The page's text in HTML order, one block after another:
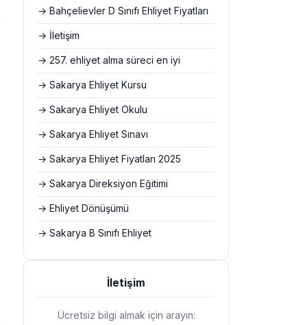
→ Bahçelievler D Sınıfı Ehliyet Fiyatları
→ İletişim
→ 257. ehliyet alma süreci en iyi
→ Sakarya Ehliyet Kursu
→ Sakarya Ehliyet Okulu
→ Sakarya Ehliyet Sınavı
→ Sakarya Ehliyet Fiyatları 2025
→ Sakarya Direksiyon Eğitimi
→ Ehliyet Dönüşümü
→ Sakarya B Sınıfı Ehliyet
İletişim
Ücretsiz bilgi almak için arayın: